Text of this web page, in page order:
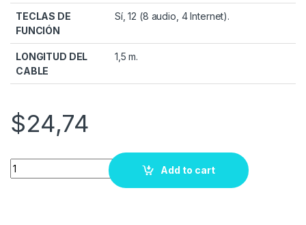
TECLAS DE
FUNCIÓN
Sí, 12 (8 audio, 4 Internet).
LONGITUD DEL
CABLE
1,5 m.
$24,74
Quantity
Add to cart